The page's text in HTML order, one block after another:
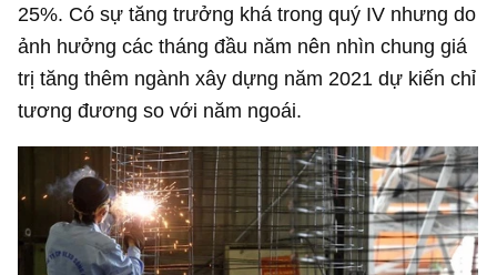
25%. Có sự tăng trưởng khá trong quý IV nhưng do
ảnh hưởng các tháng đầu năm nên nhìn chung giá
trị tăng thêm ngành xây dựng năm 2021 dự kiến chỉ
tương đương so với năm ngoái.